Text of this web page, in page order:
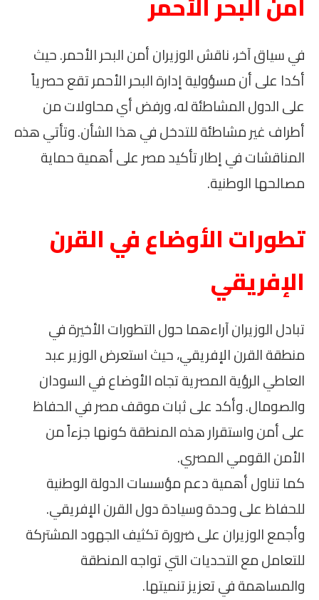
في سياق آخر، ناقش الوزيران أمن البحر الأحمر. حيث
أكدا على أن مسؤولية إدارة البحر الأحمر تقع حصرياً
على الدول المشاطئة له، ورفض أي محاولات من
أطراف غير مشاطئة للتدخل في هذا الشأن. وتأتي هذه
المناقشات في إطار تأكيد مصر على أهمية حماية
مصالحها الوطنية.
تطورات الأوضاع في القرن
الإفريقي
تبادل الوزيران آراءهما حول التطورات الأخيرة في
منطقة القرن الإفريقي، حيث استعرض الوزير عبد
العاطي الرؤية المصرية تجاه الأوضاع في السودان
والصومال. وأكد على ثبات موقف مصر في الحفاظ
على أمن واستقرار هذه المنطقة كونها جزءاً من
الأمن القومي المصري.
كما تناول أهمية دعم مؤسسات الدولة الوطنية
للحفاظ على وحدة وسيادة دول القرن الإفريقي.
وأجمع الوزيران على ضرورة تكثيف الجهود المشتركة
للتعامل مع التحديات التي تواجه المنطقة
والمساهمة في تعزيز تنميتها.